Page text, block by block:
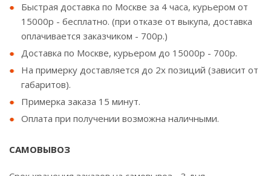
Быстрая доставка по Москве за 4 часа, курьером от
15000р - бесплатно. (при отказе от выкупа, доставка
оплачивается заказчиком - 700р.)
Доставка по Москве, курьером до 15000р - 700р.
На примерку доставляется до 2х позиций (зависит от
габаритов).
Примерка заказа 15 минут.
Оплата при получении возможна наличными.
САМОВЫВОЗ